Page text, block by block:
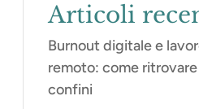
Articoli
Burnout digitale e
remoto: come ritrovare
confini